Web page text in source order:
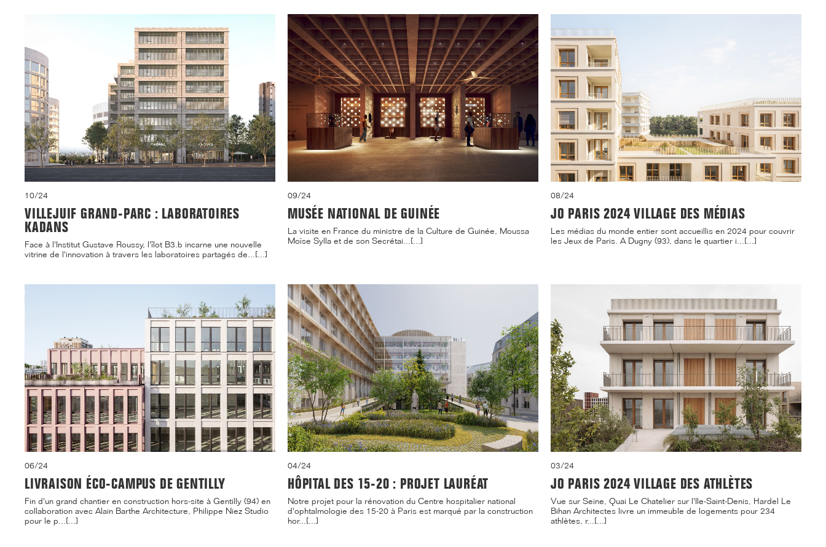
10/24
VILLEJUIF GRAND-PARC : LABORATOIRES
KADANS
Face à l'Institut Gustave Roussy, l'îlot B3.b incarne une nouvelle
vitrine de l'innovation à travers les laboratoires partagés de...[...]
09/24
MUSÉE NATIONAL DE GUINÉE
La visite en France du ministre de la Culture de Guinée, Moussa
Moïse Sylla et de son Secrétai...[...]
08/24
JO PARIS 2024 VILLAGE DES MÉDIAS
Les médias du monde entier sont accueillis en 2024 pour couvrir
les Jeux de Paris. A Dugny (93), dans le quartier i...[...]
06/24
LIVRAISON ÉCO-CAMPUS DE GENTILLY
Fin d'un grand chantier en construction hors-site à Gentilly (94) en
collaboration avec Alain Barthe Architecture, Philippe Niez Studio
pour le p...[...]
04/24
HÔPITAL DES 15-20 : PROJET LAURÉAT
Notre projet pour la rénovation du Centre hospitalier national
d'ophtalmologie des 15-20 à Paris est marqué par la construction
hor...[...]
03/24
JO PARIS 2024 VILLAGE DES ATHLÈTES
Vue sur Seine, Quai Le Chatelier sur l'Ile-Saint-Denis, Hardel Le
Bihan Architectes livre un immeuble de logements pour 234
athlètes, r...[...]